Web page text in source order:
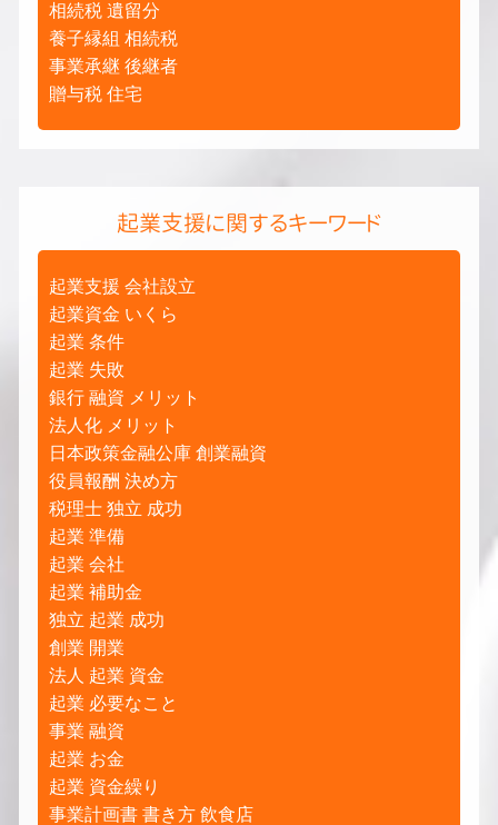
相続税 遺留分
養子縁組 相続税
事業承継 後継者
贈与税 住宅
起業支援に関するキーワード
起業支援 会社設立
起業資金 いくら
起業 条件
起業 失敗
銀行 融資 メリット
法人化 メリット
日本政策金融公庫 創業融資
役員報酬 決め方
税理士 独立 成功
起業 準備
起業 会社
起業 補助金
独立 起業 成功
創業 開業
法人 起業 資金
起業 必要なこと
事業 融資
起業 お金
起業 資金繰り
事業計画書 書き方 飲食店